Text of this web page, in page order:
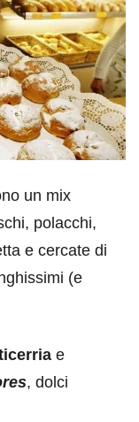
un mix
polacchi,
e cercate di
(e
e
, dolci